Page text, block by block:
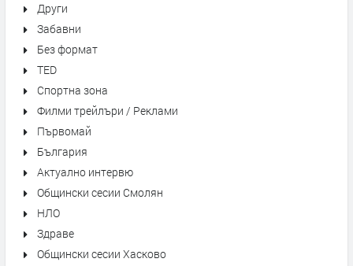
Други
Забавни
Без формат
TED
Спортна зона
Филми трейлъри / Реклами
Първомай
България
Актуално интервю
Общински сесии Смолян
НЛО
Здраве
Общински сесии Хасково